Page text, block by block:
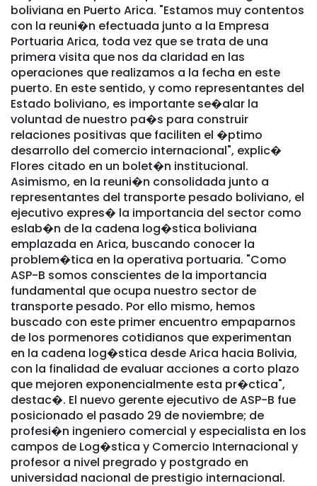
boliviana en Puerto Arica. "Estamos muy contentos
con la reuni�n efectuada junto a la Empresa
Portuaria Arica, toda vez que se trata de una
primera visita que nos da claridad en las
operaciones que realizamos a la fecha en este
puerto. En este sentido, y como representantes del
Estado boliviano, es importante se�alar la
voluntad de nuestro pa�s para construir
relaciones positivas que faciliten el �ptimo
desarrollo del comercio internacional", explic�
Flores citado en un bolet�n institucional.
Asimismo, en la reuni�n consolidada junto a
representantes del transporte pesado boliviano, el
ejecutivo expres� la importancia del sector como
eslab�n de la cadena log�stica boliviana
emplazada en Arica, buscando conocer la
problem�tica en la operativa portuaria. "Como
ASP-B somos conscientes de la importancia
fundamental que ocupa nuestro sector de
transporte pesado. Por ello mismo, hemos
buscado con este primer encuentro empaparnos
de los pormenores cotidianos que experimentan
en la cadena log�stica desde Arica hacia Bolivia,
con la finalidad de evaluar acciones a corto plazo
que mejoren exponencialmente esta pr�ctica",
destac�. El nuevo gerente ejecutivo de ASP-B fue
posicionado el pasado 29 de noviembre; de
profesi�n ingeniero comercial y especialista en los
campos de Log�stica y Comercio Internacional y
profesor a nivel pregrado y postgrado en
universidad nacional de prestigio internacional.